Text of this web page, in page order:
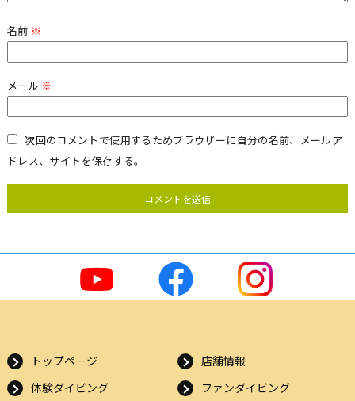
名前 ※
メール ※
次回のコメントで使用するためブラウザーに自分の名前、メールア
ドレス、サイトを保存する。
トップページ
店舗情報
体験ダイビング
ファンダイビング